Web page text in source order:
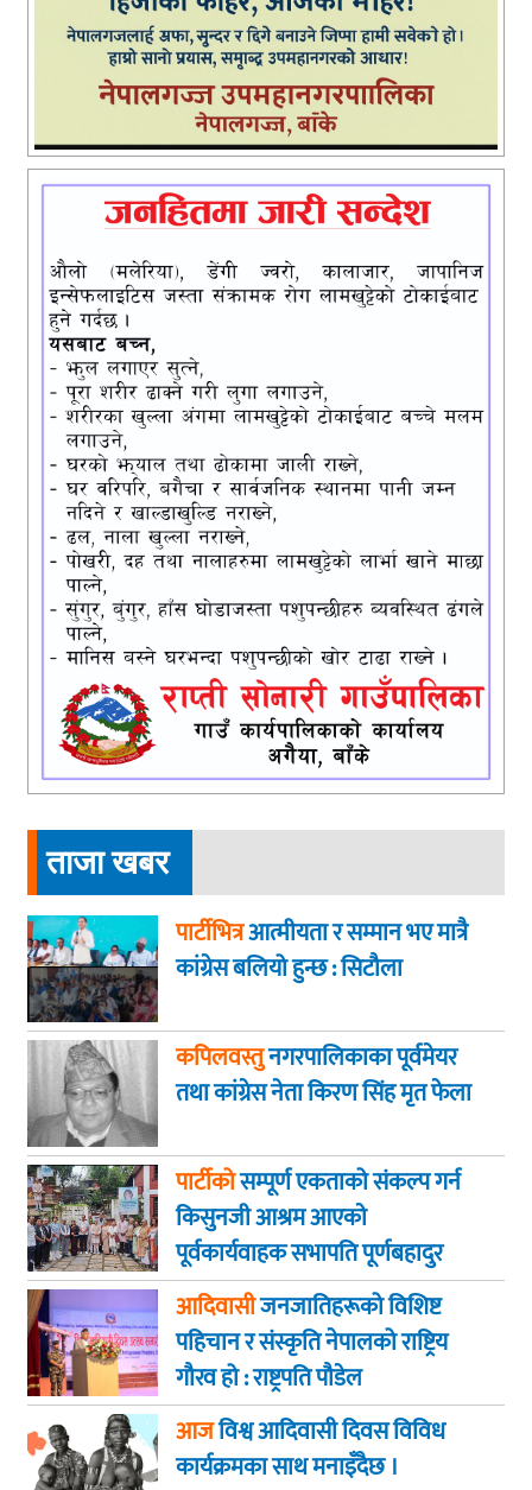
ताजा खबर
पार्टीभित्रआत्मीयता र सम्मान भए मात्रै
कांग्रेस बलियो हुन्छ : सिटौला
कपिलवस्तुनगरपालिकाका पूर्वमेयर
तथा कांग्रेस नेता किरण सिंह मृत फेला
पार्टीकोसम्पूर्ण एकताको संकल्प गर्न
किसुनजी आश्रम आएकाे
पूर्वकार्यवाहक सभापति पूर्णबहादुर
खड्का
आदिवासीजनजातिहरूको विशिष्ट
पहिचान र संस्कृति नेपालको राष्ट्रिय
गौरव हो : राष्ट्रपति पौडेल
आजविश्व आदिवासी दिवस विविध
कार्यक्रमका साथ मनाइँदैछ ।